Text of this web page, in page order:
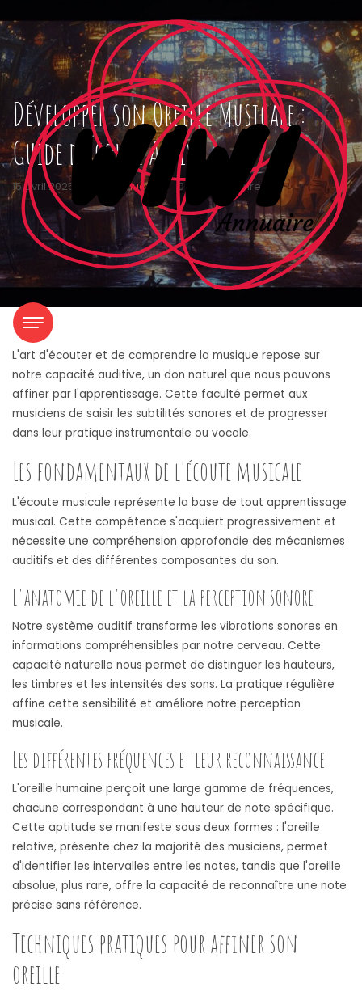
Développer son Oreille Musicale :
Guide d’Écoute Active
15 avril 2025 wiwiannuaire | 0 Commentaires
L'art d'écouter et de comprendre la musique repose sur
notre capacité auditive, un don naturel que nous pouvons
affiner par l'apprentissage. Cette faculté permet aux
musiciens de saisir les subtilités sonores et de progresser
dans leur pratique instrumentale ou vocale.
Les fondamentaux de l'écoute musicale
L'écoute musicale représente la base de tout apprentissage
musical. Cette compétence s'acquiert progressivement et
nécessite une compréhension approfondie des mécanismes
auditifs et des différentes composantes du son.
L'anatomie de l'oreille et la perception sonore
Notre système auditif transforme les vibrations sonores en
informations compréhensibles par notre cerveau. Cette
capacité naturelle nous permet de distinguer les hauteurs,
les timbres et les intensités des sons. La pratique régulière
affine cette sensibilité et améliore notre perception
musicale.
Les différentes fréquences et leur reconnaissance
L'oreille humaine perçoit une large gamme de fréquences,
chacune correspondant à une hauteur de note spécifique.
Cette aptitude se manifeste sous deux formes : l'oreille
relative, présente chez la majorité des musiciens, permet
d'identifier les intervalles entre les notes, tandis que l'oreille
absolue, plus rare, offre la capacité de reconnaître une note
précise sans référence.
Techniques pratiques pour affiner son
oreille